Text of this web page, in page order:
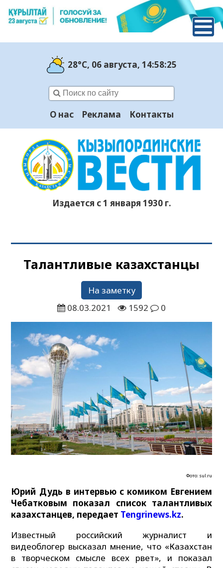
28°C, 06 августа, 14:58:26
О нас Реклама Контакты
Издается с 1 января 1930 г.
Талантливые казахстанцы
На заметку
08.03.2021
1592 0
Фото: sul.ru
Юрий Дудь в интервью с комиком Евгением
Чебатковым показал список талантливых
казахстанцев, передает Tengrinews.kz.
Известный российский журналист и
видеоблогер высказал мнение, что «Казахстан
в творческом смысле всех рвет», и показал